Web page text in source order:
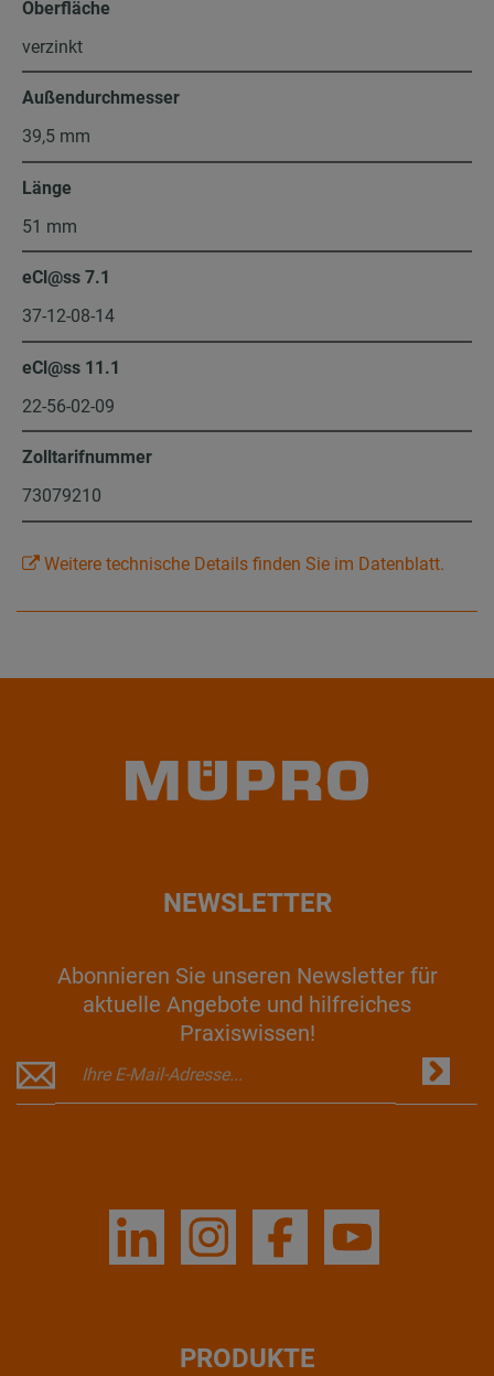
Oberfläche
verzinkt
Außendurchmesser
39,5 mm
Länge
51 mm
eCl@ss 7.1
37-12-08-14
eCl@ss 11.1
22-56-02-09
Zolltarifnummer
73079210
Weitere technische Details finden Sie im Datenblatt.
NEWSLETTER
Abonnieren Sie unseren Newsletter für
aktuelle Angebote und hilfreiches
Praxiswissen!
PRODUKTE